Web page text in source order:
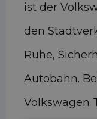
ist der
den
Ruhe,
Autobahn.
Volkswagen